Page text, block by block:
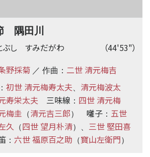
隅田川
（44'53"）
ぶし すみだがわ
野採菊 ／ 作曲： 二世 清元梅吉
： 初世 清元梅寿太夫
清元梅波太
寿栄太夫 三味線 ： 四世 清元梅
梅圭 （清元吉三郎） 囃子 ： 五世
久
（四世 望月朴清）、
三世 堅田喜
： 六世 福原百之助 （寶山左衛門）